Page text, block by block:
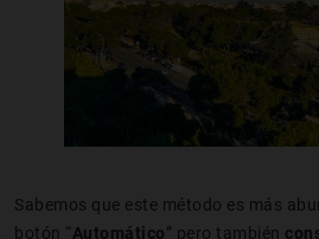
Sabemos que este método es más
botón “Automático” pero también